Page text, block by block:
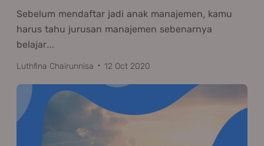
Sebelum mendaftar jadi anak manajemen, kamu
harus tahu jurusan manajemen sebenarnya
belajar…
Luthfina Chairunnisa 12 Oct 2020